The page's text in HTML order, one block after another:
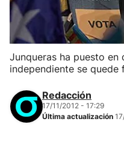
Junqueras ha puesto en
independiente se quede
Redacción
17/11/2012 - 17:29
Última actualización